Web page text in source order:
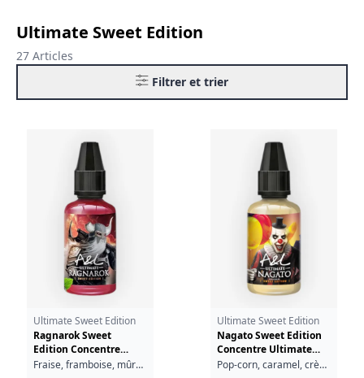
Ultimate Sweet Edition
27 Articles
Filtrer et trier
Ultimate Sweet Edition
Ragnarok Sweet
Edition Concentre
Ultimate A&L 30ml
Fraise, framboise, mûre, myrtille, cassis, fraîcheur
Ultimate Sweet Edition
Nagato Sweet Edition
Concentre Ultimate
A&L 30ml
Pop-corn, caramel, crème brûlée